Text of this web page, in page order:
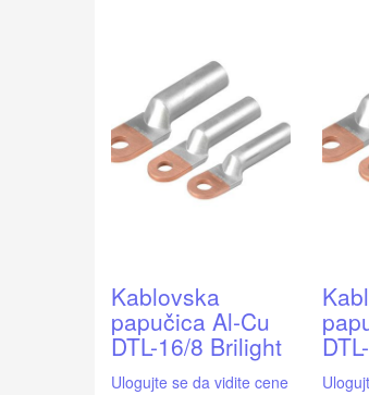
Kablovska
papučica Al-Cu
DTL-16/8 Brilight
Ulogujte se da vidite cene